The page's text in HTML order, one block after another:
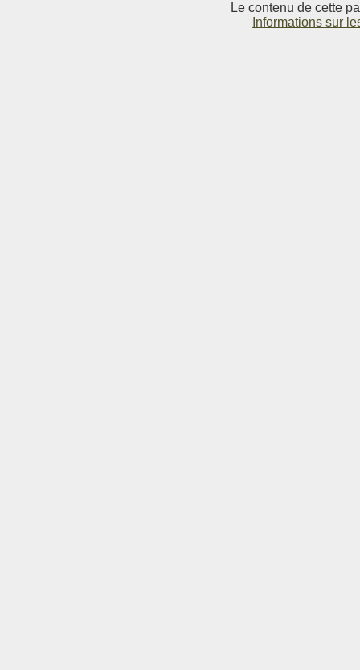
Le contenu de cette
Informations sur